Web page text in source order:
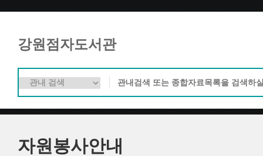
강원점자도서관
자원봉사안내